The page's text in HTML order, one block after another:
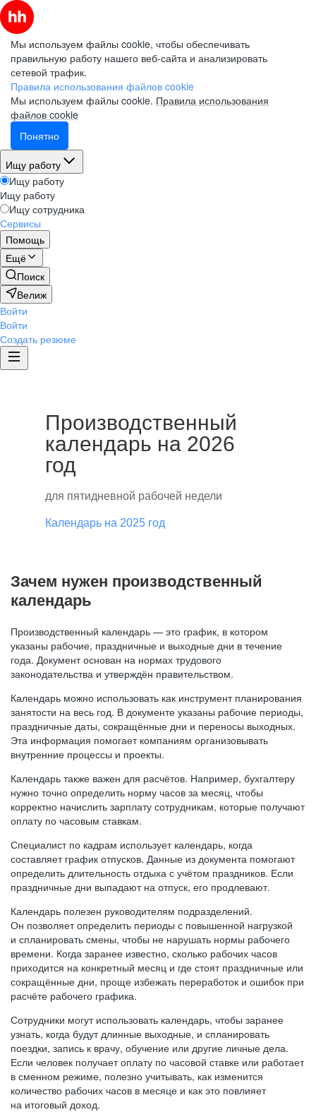
Мы используем файлы cookie, чтобы обеспечивать
правильную работу нашего веб-сайта и анализировать
сетевой трафик.
Правила использования файлов cookie
Мы используем файлы cookie. Правила использования
файлов cookie
Понятно
Ищу работу
Ищу работу
Ищу работу
Ищу сотрудника
Сервисы
Помощь
Ещё
Поиск
Велиж
Войти
Войти
Создать резюме
Производственный
календарь на 2026
год
для пятидневной рабочей недели
Календарь на 2025 год
Зачем нужен производственный
календарь
Производственный календарь — это график, в котором
указаны рабочие, праздничные и выходные дни в течение
года. Документ основан на нормах трудового
законодательства и утверждён правительством.
Календарь можно использовать как инструмент планирования
занятости на весь год. В документе указаны рабочие периоды,
праздничные даты, сокращённые дни и переносы выходных.
Эта информация помогает компаниям организовывать
внутренние процессы и проекты.
Календарь также важен для расчётов. Например, бухгалтеру
нужно точно определить норму часов за месяц, чтобы
корректно начислить зарплату сотрудникам, которые получают
оплату по часовым ставкам.
Специалист по кадрам использует календарь, когда
составляет график отпусков. Данные из документа помогают
определить длительность отдыха с учётом праздников. Если
праздничные дни выпадают на отпуск, его продлевают.
Календарь полезен руководителям подразделений.
Он позволяет определить периоды с повышенной нагрузкой
и спланировать смены, чтобы не нарушать нормы рабочего
времени. Когда заранее известно, сколько рабочих часов
приходится на конкретный месяц и где стоят праздничные или
сокращённые дни, проще избежать переработок и ошибок при
расчёте рабочего графика.
Сотрудники могут использовать календарь, чтобы заранее
узнать, когда будут длинные выходные, и спланировать
поездки, запись к врачу, обучение или другие личные дела.
Если человек получает оплату по часовой ставке или работает
в сменном режиме, полезно учитывать, как изменится
количество рабочих часов в месяце и как это повлияет
на итоговый доход.